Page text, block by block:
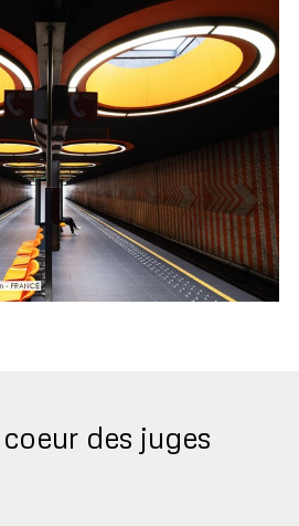
des juges